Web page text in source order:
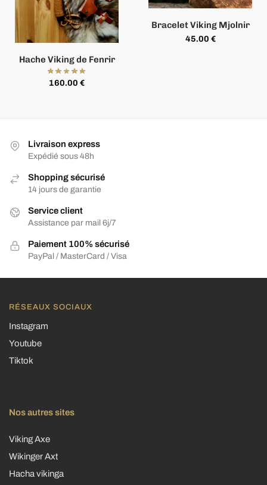
Hache Viking de Fenrir
160.00 €
Bracelet Viking Mjolnir
45.00 €
Livraison express
Expédié sous 48h
Shopping sécurisé
14 jours de garantie
Service client
Assistance par mail 6j/7
Paiement 100% sécurisé
PayPal / MasterCard / Visa
RÉSEAUX SOCIAUX
Instagram
Youtube
Tiktok
Nos autres sites
Viking Axe
Wikinger Axt
Hacha vikinga